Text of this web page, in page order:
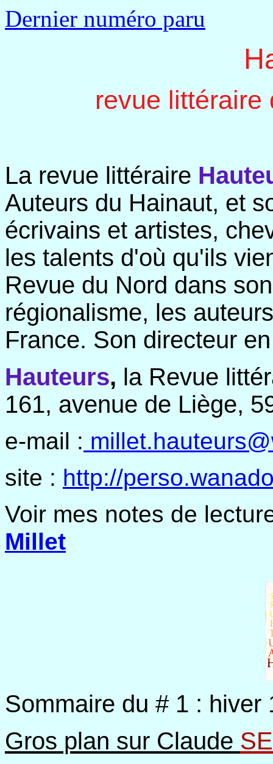
Dernier numéro paru
revue littéraire
La revue littéraire
Auteurs du Hainaut, et
écrivains et artistes,
les talents d'où qu'ils
Revue du Nord dans
régionalisme, les
France. Son directeur
Hauteurs, la Revue
161, avenue de Liège,
e-mail :
site : http://
Voir mes notes de
Millet.
Sommaire du # 1 : hiver
Gros plan sur Claude